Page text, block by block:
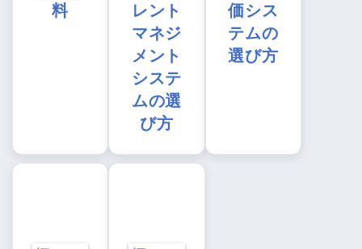
料
レント
マネジ
メント
システ
ムの選
び方
価シス
テムの
選び方